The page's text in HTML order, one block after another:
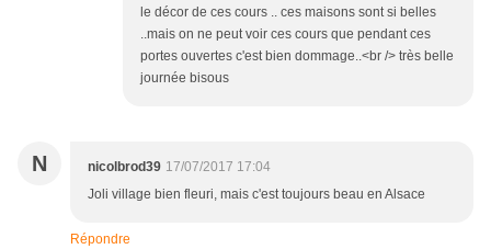
le décor de ces cours .. ces maisons sont si belles
..mais on ne peut voir ces cours que pendant ces
portes ouvertes c'est bien dommage..<br /> très belle
journée bisous
N nicolbrod39 17/07/2017 17:04
Joli village bien fleuri, mais c'est toujours beau en Alsace
Répondre